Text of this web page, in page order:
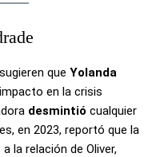
que Yolanda
en la crisis
desmintió cualquier
en 2023, reportó que la
la relación de Oliver,